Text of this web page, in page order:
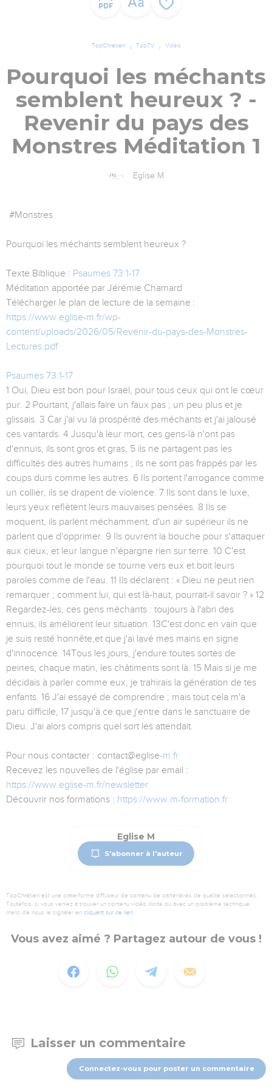
TopChrétien TopTV Vidéo
Pourquoi les méchants
semblent heureux ? -
Revenir du pays des
Monstres Méditation 1
Eglise M
#Monstres
Pourquoi les méchants semblent heureux ?
Texte Biblique : Psaumes 73.1-17
Méditation apportée par Jérémie Chamard
Télécharger le plan de lecture de la semaine :
https://www.eglise-m.fr/wp-
content/uploads/2026/05/Revenir-du-pays-des-Monstres-
Lectures.pdf
Psaumes 73.1-17
1 Oui, Dieu est bon pour Israël, pour tous ceux qui ont le cœur
pur. 2 Pourtant, j'allais faire un faux pas ; un peu plus et je
glissais. 3 Car j'ai vu la prospérité des méchants et j'ai jalousé
ces vantards. 4 Jusqu'à leur mort, ces gens-là n'ont pas
d'ennuis, ils sont gros et gras, 5 ils ne partagent pas les
difficultés des autres humains ; ils ne sont pas frappés par les
coups durs comme les autres. 6 Ils portent l'arrogance comme
un collier, ils se drapent de violence. 7 Ils sont dans le luxe,
leurs yeux reflètent leurs mauvaises pensées. 8 Ils se
moquent, ils parlent méchamment, d'un air supérieur ils ne
parlent que d'opprimer. 9 Ils ouvrent la bouche pour s'attaquer
aux cieux, et leur langue n'épargne rien sur terre. 10 C'est
pourquoi tout le monde se tourne vers eux et boit leurs
paroles comme de l'eau. 11 Ils déclarent : « Dieu ne peut rien
remarquer ; comment lui, qui est là-haut, pourrait-il savoir ? » 12
Regardez-les, ces gens méchants : toujours à l'abri des
ennuis, ils améliorent leur situation. 13C'est donc en vain que
je suis resté honnête,et que j'ai lavé mes mains en signe
d'innocence. 14Tous les jours, j'endure toutes sortes de
peines, chaque matin, les châtiments sont là. 15 Mais si je me
décidais à parler comme eux, je trahirais la génération de tes
enfants. 16 J'ai essayé de comprendre ; mais tout cela m'a
paru difficile, 17 jusqu'à ce que j'entre dans le sanctuaire de
Dieu. J'ai alors compris quel sort les attendait.
Pour nous contacter : contact@eglise-m.fr
Recevez les nouvelles de l'église par email :
https://www.eglise-m.fr/newsletter
Découvrir nos formations : https://www.m-formation.fr
Eglise M
S'abonner à l'auteur
TopChrétien est une plate-forme diffuseur de contenu de partenaires de qualité sélectionnés.
Toutefois, si vous veniez à trouver un contenu vidéo illicite ou avec un problème technique,
merci de nous le signaler en cliquant sur ce lien.
Vous avez aimé ? Partagez autour de vous !
Laisser un commentaire
Connectez-vous pour poster un commentaire